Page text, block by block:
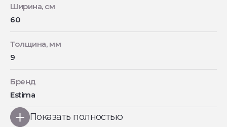
Ширина, см
60
Толщина, мм
9
Бренд
Estima
Показать полностью